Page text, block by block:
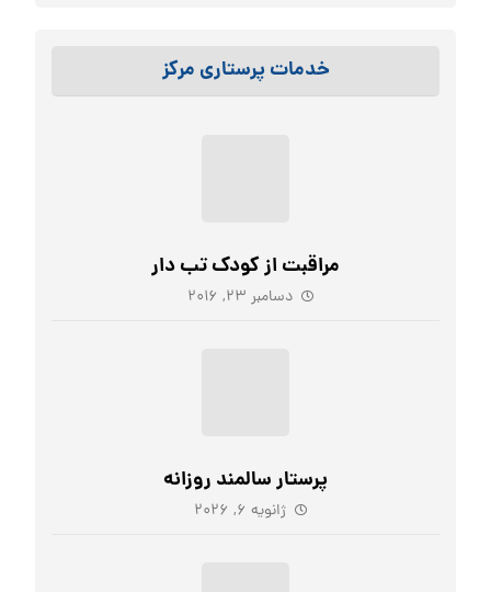
خدمات پرستاری مرکز
مراقبت از کودک تب دار
دسامبر ۲۳, ۲۰۱۶
پرستار سالمند روزانه
ژانویه ۶, ۲۰۲۶